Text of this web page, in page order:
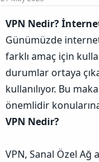
t
e
r
VPN Nedir?
Günümüzde
farklı amaç için
durumlar ortaya
kullanılıyor. Bu
önemlidir
VPN Nedir?
VPN, Sanal Özel Ağ